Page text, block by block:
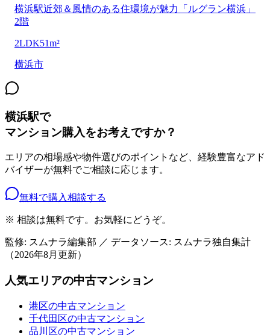
横浜駅近郊＆風情のある住環境が魅力「ルグラン横浜」
2階
2LDK51m²
横浜市
横浜駅で
マンション購入をお考えですか？
エリアの相場感や物件選びのポイントなど、経験豊富なアド
バイザーが無料でご相談に応じます。
無料で購入相談する
※ 相談は無料です。お気軽にどうぞ。
監修: スムナラ編集部 ／ データソース: スムナラ独自集計
（2026年8月 更新）
人気エリアの中古マンション
港区の中古マンション
千代田区の中古マンション
品川区の中古マンション